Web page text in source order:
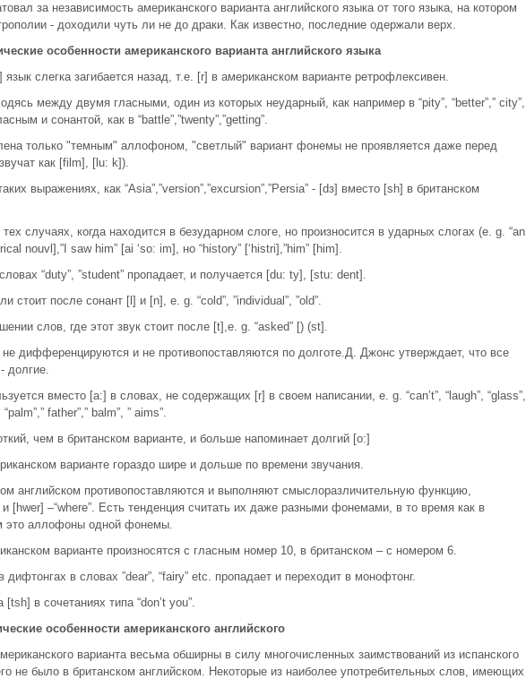
за независимость американского варианта английского языка от того языка, на котором
- доходили чуть ли не до драки. Как известно, последние одержали верх.
особенности американского варианта английского языка
слегка загибается назад, т.е. [r] в американском варианте ретрофлексивен.
между двумя гласными, один из которых неударный, как например в “pity”, “better”,” city”,
и сонантой, как в “battle”,”twenty”,”getting”.
только "темным" аллофоном, "светлый" вариант фонемы не проявляется даже перед
как [film], [lu: k]).
выражениях, как “Asia”,”version”,”excursion”,”Persia” - [dз] вместо [sh] в британском
случаях, когда находится в безударном слоге, но произносится в ударных слогах (e. g. “an
nouvl],”I saw him” [ai ‘so: im], но “history” [‘histri],”him” [him].
“duty”, ”student” пропадает, и получается [du: ty], [stu: dent].
стоит после сонант [l] и [n], e. g. “cold”, ”individual”, ”old”.
слов, где этот звук стоит после [t],e. g. “asked” [) (st].
дифференцируются и не противопоставляются по долготе.Д. Джонс утверждает, что все
долгие.
вместо [a:] в словах, не содержащих [r] в своем написании, e. g. “can’t”, “laugh”, “glass”,
father”,” balm”, ” aims”.
чем в британском варианте, и больше напоминает долгий [o:]
варианте гораздо шире и дольше по времени звучания.
английском противопоставляются и выполняют смыслоразличительную функцию,
и [hwer] –“where”. Есть тенденция считать их даже разными фонемами, в то время как в
это аллофоны одной фонемы.
варианте произносятся с гласным номер 10, в британском – с номером 6.
в словах ”dear”, “fairy” etc. пропадает и переходит в монофтонг.
в сочетаниях типа “don’t you”.
особенности американского английского
варианта весьма обширны в силу многочисленных заимствований из испанского
не было в британском английском. Некоторые из наиболее употребительных слов, имеющих